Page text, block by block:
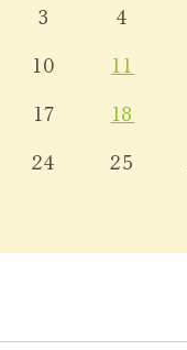
3 4
10 11
17 18
24 25